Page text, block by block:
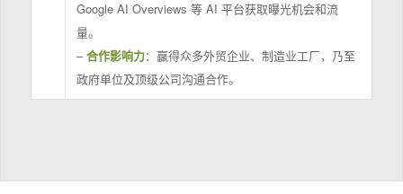
Google AI Overviews 等 AI 平台获取曝光机会和流
量。
–合作影响力：赢得众多外贸企业、制造业工厂，乃至
政府单位及顶级公司沟通合作。